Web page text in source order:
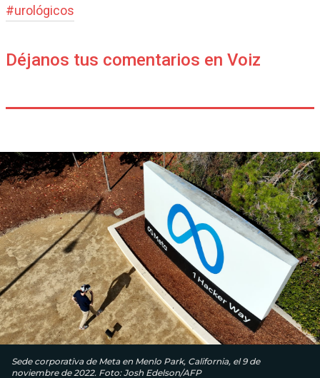
#urológicos
Déjanos tus comentarios en Voiz
Sede corporativa de Meta en Menlo Park, California, el 9 de
noviembre de 2022. Foto: Josh Edelson/AFP